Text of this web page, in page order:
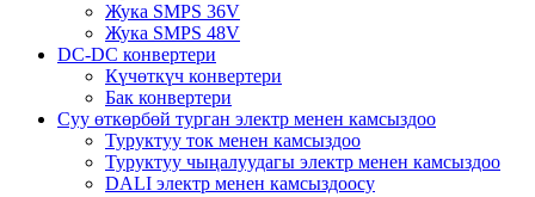
Жука SMPS 36V
Жука SMPS 48V
DC-DC конвертери
Күчөткүч конвертери
Бак конвертери
Суу өткөрбөй турган электр менен камсыздоо
Туруктуу ток менен камсыздоо
Туруктуу чыңалуудагы электр менен камсыздоо
DALI электр менен камсыздоосу